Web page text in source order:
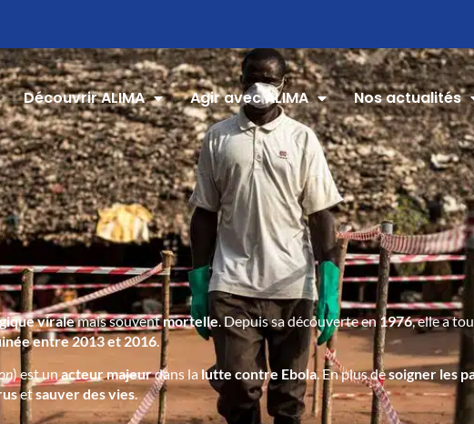
Découvrir ALIMA Agir avec ALIMA Nos actualités
viralemais souventmortelle. Depuis sa découverte en1976, elle a
entre 2013 et 2016.
) est unacteur majeurdans la lutte contre Ebola. En plus desoigner les
etsauver des vies.